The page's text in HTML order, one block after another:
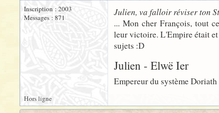
Inscription : 2003
Messages : 871
Julien, va falloir réviser ton
... Mon cher François, tout
leur victoire. L'Empire était et
sujets :D
Julien - Elwë Ier
Empereur du système Doriath
Hors ligne